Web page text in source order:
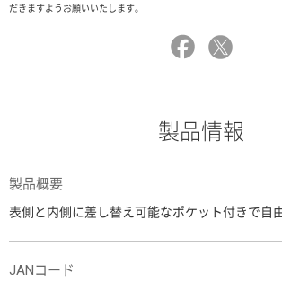
だきますようお願いいたします。
製品情報
製品概要
表側と内側に差し替え可能なポケット付きで自
JANコード